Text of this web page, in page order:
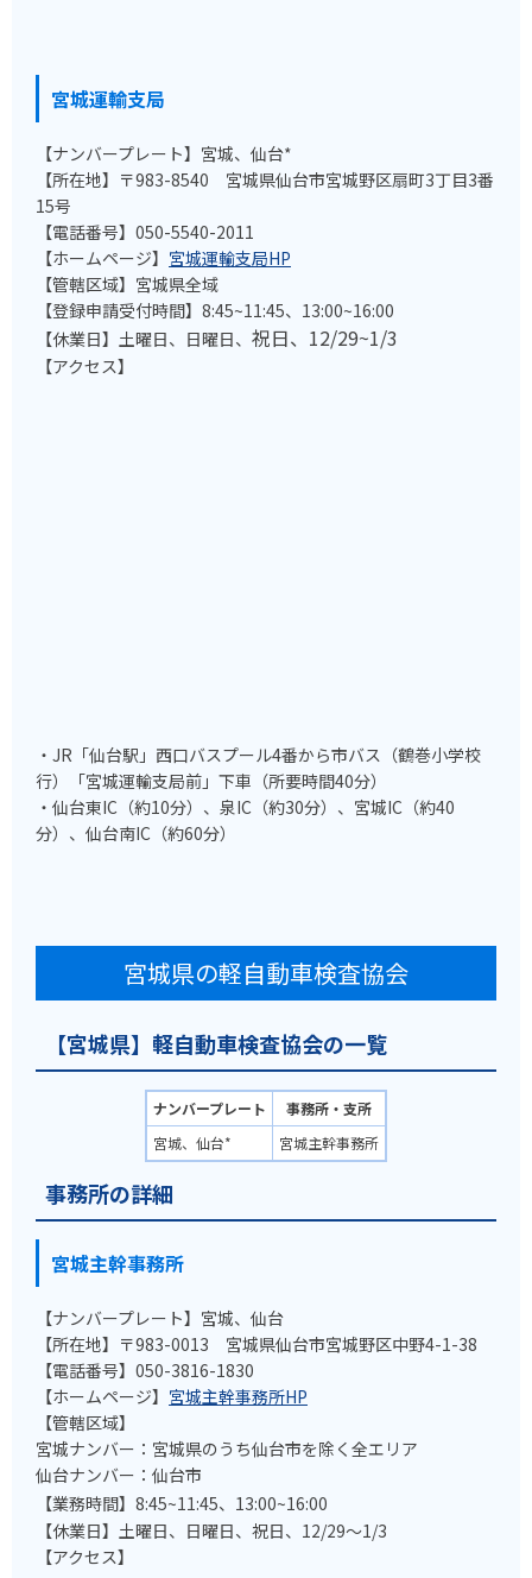
宮城運輸支局
【ナンバープレート】宮城、仙台*
【所在地】〒983-8540 宮城県仙台市宮城野区扇町3丁目3番
15号
【電話番号】050-5540-2011
【ホームページ】 宮城運輸支局HP
【管轄区域】宮城県全域
【登録申請受付時間】8:45~11:45、13:00~16:00
【休業日】土曜日、日曜日、 祝日、12/29~1/3
【アクセス】
・JR「仙台駅」西口バスプール4番から市バス（鶴巻小学校
行）「宮城運輸支局前」下車（所要時間40分）
・仙台東IC（約10分）、泉IC（約30分）、宮城IC（約40
分）、仙台南IC（約60分）
宮城県の軽自動車検査協会
【宮城県】軽自動車検査協会の一覧
ナンバープレート
事務所・支所
宮城、仙台*
宮城主幹事務所
事務所の詳細
宮城主幹事務所
【ナンバープレート】宮城、仙台
【所在地】〒983-0013 宮城県仙台市宮城野区中野4-1-38
【電話番号】050-3816-1830
【ホームページ】 宮城主幹事務所HP
【管轄区域】
宮城ナンバー：宮城県のうち仙台市を除く全エリア
仙台ナンバー：仙台市
【業務時間】8:45~11:45、13:00~16:00
【休業日】土曜日、日曜日、祝日、12/29～1/3
【アクセス】